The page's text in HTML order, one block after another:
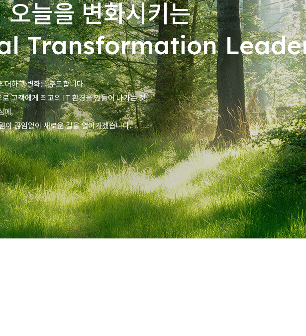
오늘을 변화시키는
Transformation
더하고 변화를 주도합니다.
고객에게 최고의 IT 환경을 만들어 나가는 것,
에,
이 끊임없이 새로운 길을 열어가겠습니다.